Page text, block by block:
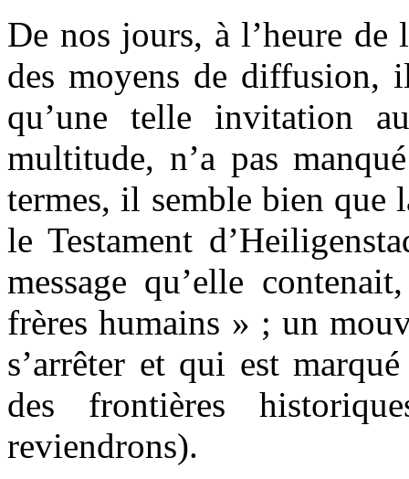
De nos jours, à l’heure de
des moyens de diffusion,
qu’une telle invitation
multitude, n’a pas
termes, il semble bien que
le Testament
message qu’elle
frères humains » ; un
s’arrêter et qui est
des frontières
reviendrons).